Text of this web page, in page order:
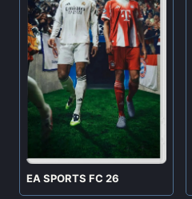
EA SPORTS FC 26